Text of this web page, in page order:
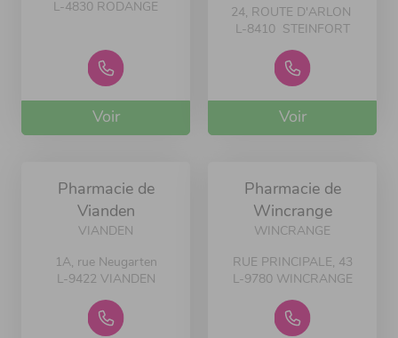
L-4830 RODANGE
Voir
24, ROUTE D'ARLON
L-8410 STEINFORT
Voir
Pharmacie de
Vianden
VIANDEN
1A, rue Neugarten
L-9422 VIANDEN
Pharmacie de
Wincrange
WINCRANGE
RUE PRINCIPALE, 43
L-9780 WINCRANGE